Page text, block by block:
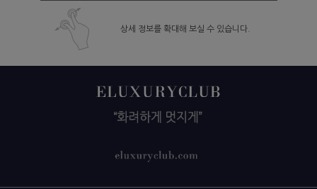
상세 정보를 확대해 보실 수 있습니다.